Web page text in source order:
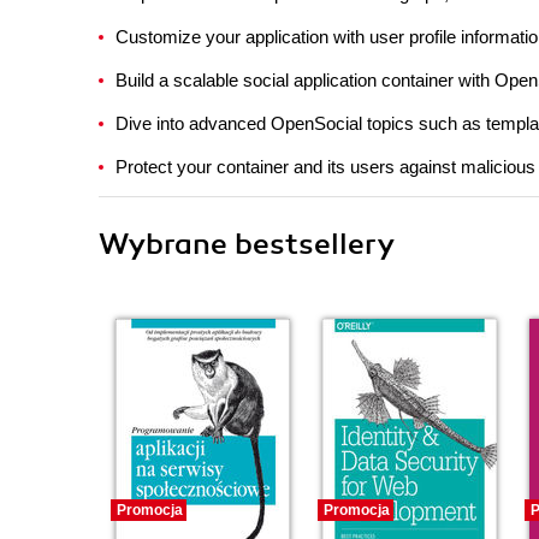
Customize your application with user profile
Build a scalable social application container with
Dive into advanced OpenSocial topics such as
Protect your container and its users against
Wybrane bestsellery
Promocja Promocja